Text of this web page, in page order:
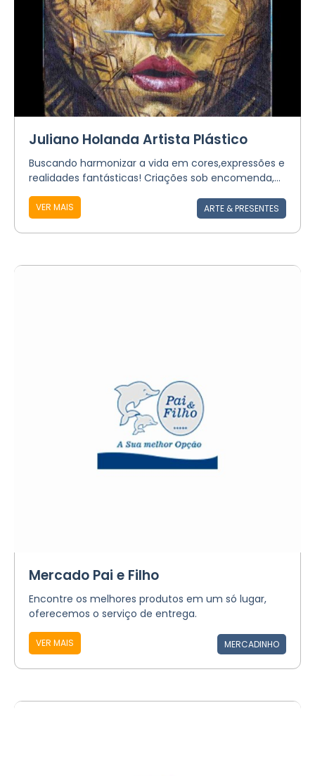
Juliano Holanda Artista Plástico
Buscando harmonizar a vida em cores,expressões e
realidades fantásticas! Criações sob encomenda,...
VER MAIS ARTE & PRESENTES
Mercado Pai e Filho
Encontre os melhores produtos em um só lugar,
oferecemos o serviço de entrega.
VER MAIS MERCADINHO